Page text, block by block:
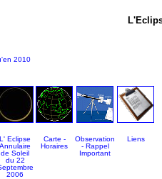
2010
L' Eclipse
Annulaire
de Soleil
du 22
2006
Carte -
Horaires
Observation
- Rappel
Important
Liens